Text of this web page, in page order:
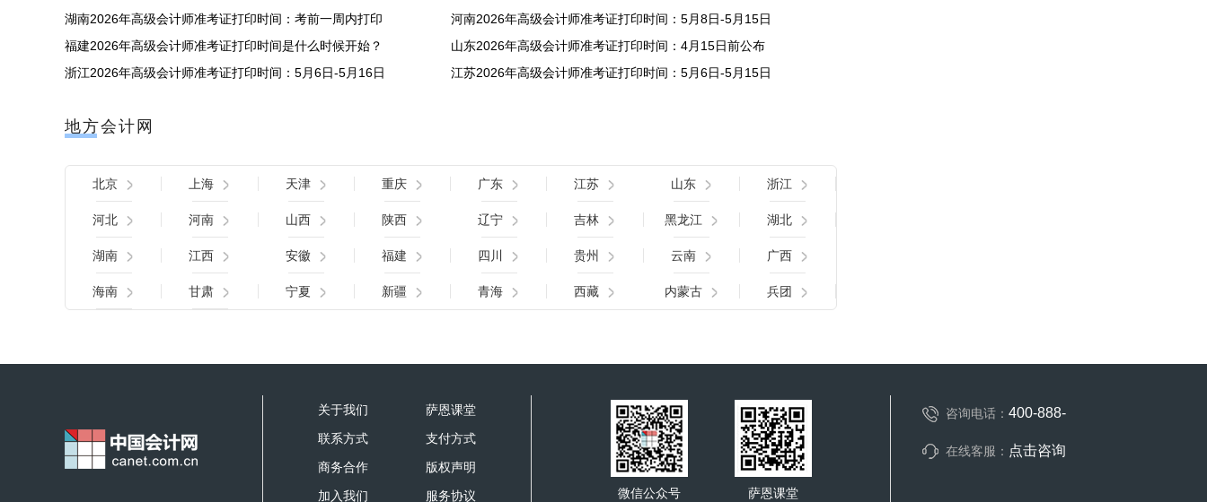
湖南2026年高级会计师准考证打印时间：考前一周内打印
河南2026年高级会计师准考证打印时间：5月8日-5月15日
福建2026年高级会计师准考证打印时间是什么时候开始？
山东2026年高级会计师准考证打印时间：4月15日前公布
浙江2026年高级会计师准考证打印时间：5月6日-5月16日
江苏2026年高级会计师准考证打印时间：5月6日-5月15日
地方会计网
北京 上海 天津 重庆 广东 江苏 山东 浙江
河北 河南 山西 陕西 辽宁 吉林 黑龙江 湖北
湖南 江西 安徽 福建 四川 贵州 云南 广西
海南 甘肃 宁夏 新疆 青海 西藏 内蒙古 兵团
关于我们
萨恩课堂
联系方式
支付方式
商务合作
版权声明
加入我们
服务协议 微信公众号 萨恩课堂
咨询电话： 400-888-
在线客服： 点击咨询